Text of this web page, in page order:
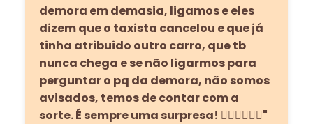
demora em demasia, ligamos e eles
dizem que o taxista cancelou e que já
tinha atribuido outro carro, que tb
nunca chega e se não ligarmos para
perguntar o pq da demora, não somos
avisados, temos de contar com a
sorte. É sempre uma surpresa! 👎🏼👎🏼👎🏼"